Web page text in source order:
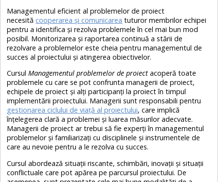
Managementul eficient al problemelor de proiect
necesităcooperarea și comunicarea tuturor membrilor echipei
pentru a identifica și rezolva problemele în cel mai bun mod
posibil. Monitorizarea și raportarea continuă a stării de
rezolvare a problemelor este cheia pentru managementul de
succes al proiectului și atingerea obiectivelor.
CursulManagementul problemelor de proiect acoperă toate
problemele cu care se pot confrunta managerii de proiect,
echipele de proiect și alți participanți la proiect în timpul
implementării proiectului. Managerii sunt responsabili pentru
gestionarea ciclului de viață al proiectului, care implică
înțelegerea clară a problemei și luarea măsurilor adecvate.
Managerii de proiect ar trebui să fie experți în managementul
problemelor și familiarizați cu disciplinele și instrumentele de
care au nevoie pentru a le rezolva cu succes.
Cursul abordează situații riscante, schimbări, inovații și situații
conflictuale care pot apărea pe parcursul proiectului. De